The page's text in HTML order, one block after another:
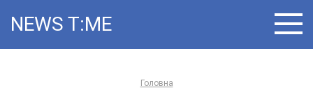
NEWS T ME
Головна